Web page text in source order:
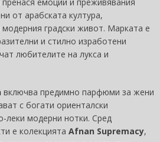
от арабската култура,
модерния градски живот. Марката е
и стилно изработени
любителите на лукса и
включва предимно парфюми за жени
с богати ориенталски
леки модерни нотки. Сред
е колекцията Afnan Supremacy,